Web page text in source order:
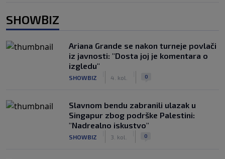
SHOWBIZ
Ariana Grande se nakon turneje povlači
iz javnosti: "Dosta joj je komentara o
izgledu"
SHOWBIZ 4. kol. 0
Slavnom bendu zabranili ulazak u
Singapur zbog podrške Palestini:
"Nadrealno iskustvo"
SHOWBIZ 3. kol. 0